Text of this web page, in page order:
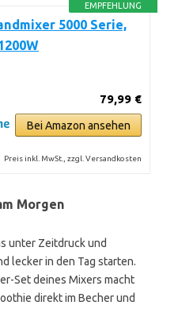
EMPFEHLUNG
5000 Serie,
79,99 €
Bei Amazon ansehen
Preis inkl. MwSt., zzgl. Versandkosten
Morgen
unter Zeitdruck und
lecker in den Tag starten.
Set deines Mixers macht
direkt im Becher und